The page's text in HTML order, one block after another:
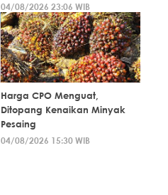
04/08/2026 23:06 WIB
Harga CPO Menguat,
Ditopang Kenaikan Minyak
Pesaing
04/08/2026 15:30 WIB